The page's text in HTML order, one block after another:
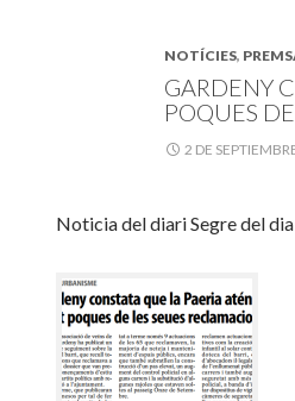
NOTÍCIES,
GARDENY
POQUES
2 DE
Noticia del diari Segre del